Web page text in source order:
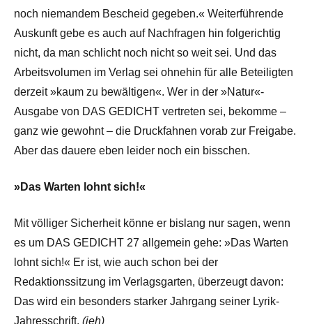
noch niemandem Bescheid gegeben.« Weiterführende
Auskunft gebe es auch auf Nachfragen hin folgerichtig
nicht, da man schlicht noch nicht so weit sei. Und das
Arbeitsvolumen im Verlag sei ohnehin für alle Beteiligten
derzeit »kaum zu bewältigen«. Wer in der »Natur«-
Ausgabe von DAS GEDICHT vertreten sei, bekomme –
ganz wie gewohnt – die Druckfahnen vorab zur Freigabe.
Aber das dauere eben leider noch ein bisschen.
»Das Warten lohnt sich!«
Mit völliger Sicherheit könne er bislang nur sagen, wenn
es um DAS GEDICHT 27 allgemein gehe: »Das Warten
lohnt sich!« Er ist, wie auch schon bei der
Redaktionssitzung im Verlagsgarten, überzeugt davon:
Das wird ein besonders starker Jahrgang seiner Lyrik-
Jahresschrift. (jeh)